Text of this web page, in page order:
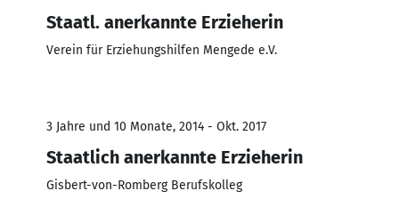
Staatl. anerkannte Erzieherin
Verein für Erziehungshilfen Mengede e.V.
3 Jahre und 10 Monate, 2014 - Okt. 2017
Staatlich anerkannte Erzieherin
Gisbert-von-Romberg Berufskolleg